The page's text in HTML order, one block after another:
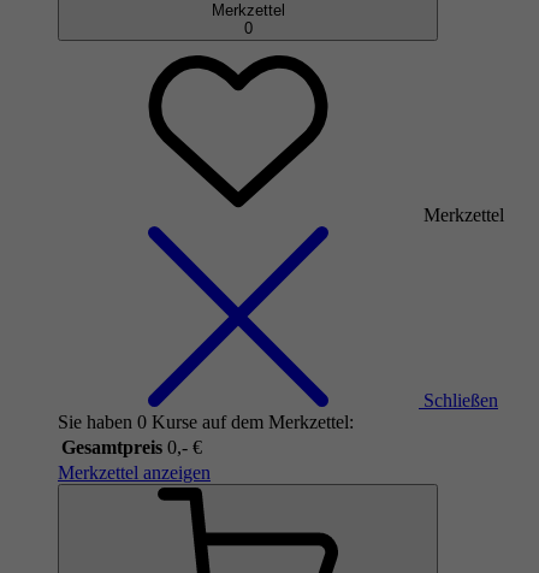
Merkzettel
0
Merkzettel
Schließen
Sie haben 0 Kurse auf dem Merkzettel:
Gesamtpreis 0,- €
Merkzettel anzeigen